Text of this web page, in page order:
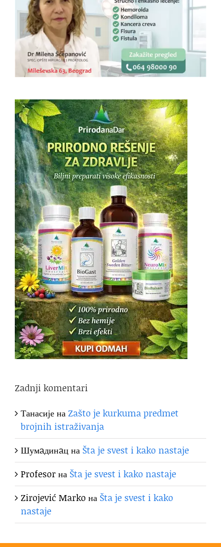
Zadnji komentari
ТанасијенаZašto je kurkuma predmet
brojnih istraživanja
Шумaдинaцна Šta je svest i kako nastaje
Profesorна Šta je svest i kako nastaje
Zirojević Marko на Šta je svest i kako
nastaje